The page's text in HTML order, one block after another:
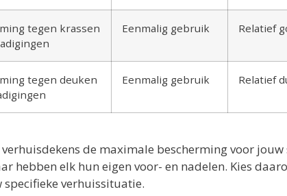
tegen krassen
Eenmalig gebruik Relatief
tegen deuken
Eenmalig gebruik Relatief
de maximale bescherming voor
hebben elk hun eigen voor- en nadelen. Kies
verhuissituatie.